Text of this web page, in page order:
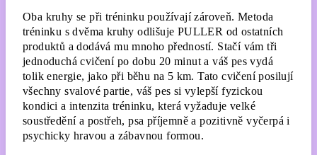
Oba kruhy se při tréninku používají zároveň. Metoda
tréninku s dvěma kruhy odlišuje PULLER od ostatních
produktů a dodává mu mnoho předností. Stačí vám tři
jednoduchá cvičení po dobu 20 minut a váš pes vydá
tolik energie, jako při běhu na 5 km. Tato cvičení posilují
všechny svalové partie, váš pes si vylepší fyzickou
kondici a intenzita tréninku, která vyžaduje velké
soustředění a postřeh, psa příjemně a pozitivně vyčerpá i
psychicky hravou a zábavnou formou.